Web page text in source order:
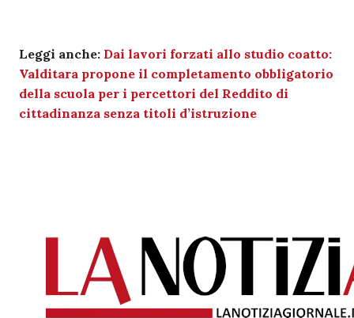
Leggi anche: Dai lavori forzati allo studio coatto:
Valditara propone il completamento obbligatorio
della scuola per i percettori del Reddito di
cittadinanza senza titoli d’istruzione